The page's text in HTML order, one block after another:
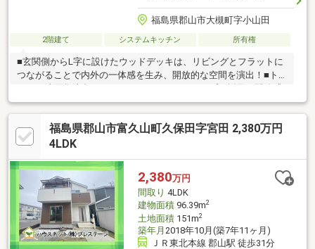
福島県郡山市大槻町字小山田
2階建て システムキッチン 所有権
■玄関側からL字に設けたウッドデッキは、リビングとフラットに
つながることで内外の一体感を生み、開放的な空間を演出！■ト
とホテルライクな雰囲気が調和した、統一感のある洗練された空
間です。■廊下を設けず空間を最大限に活かした間取り設計。リ
ビングの一角に広がる吹き抜けには照明を備え、2階だけではなく
やわらかな光がリビング側も心地よく照らします。■まずは実際
学予約受付中！お気軽にお問い合わせください！
福島県郡山市富久山町久保田字宮田 2,380万円
4LDK
2,380万円
間取り 4LDK
建物面積96.39m2
土地面積151m2
築年月 2018年10月(築7年11ヶ月)
ＪＲ東北本線 郡山駅 徒歩31分